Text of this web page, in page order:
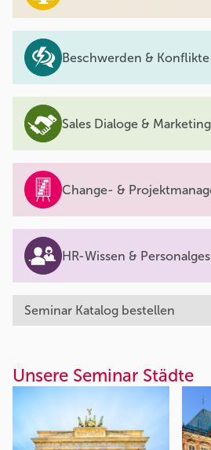
Beschwerden & Konflikte
Sales Dialoge & Marketing
Change- &
HR-Wissen &
Seminar Katalog bestellen
Unsere Seminar Städte